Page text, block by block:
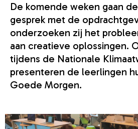
De komende weken gaan
gesprek met de
onderzoeken zij het
aan creatieve oplossingen.
tijdens de Nationale
presenteren de leerlingen
Goede Morgen.